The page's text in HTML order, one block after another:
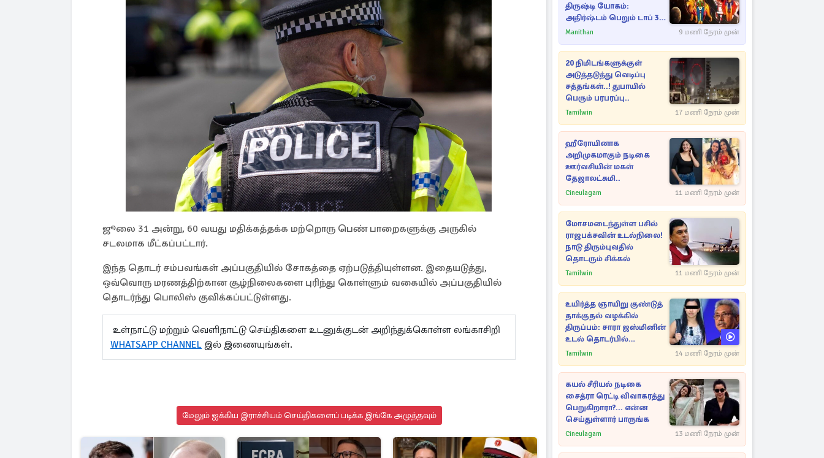
ஜூலை 31 அன்று, 60 வயது மதிக்கத்தக்க மற்றொரு பெண் பாறைகளுக்கு அருகில்
சடலமாக மீட்கப்பட்டார்.
இந்த தொடர் சம்பவங்கள் அப்பகுதியில் சோகத்தை ஏற்படுத்தியுள்ளன. இதையடுத்து,
ஒவ்வொரு மரணத்திற்கான சூழ்நிலைகளை புரிந்து கொள்ளும் வகையில் அப்பகுதியில்
தொடர்ந்து பொலிஸ் குவிக்கப்பட்டுள்ளது.
உள்நாட்டு மற்றும் வெளிநாட்டு செய்திகளை உடனுக்குடன் அறிந்துக்கொள்ள லங்காசிறி
WHATSAPP CHANNEL இல் இணையுங்கள்.
மேலும் ஐக்கிய இராச்சியம் செய்திகளைப் படிக்க இங்கே அழுத்தவும்
திருஷ்டி யோகம்:
அதிர்ஷ்டம் பெறும் டாப் 3
ராசிகள்!
Manithan 9 மணி நேரம் முன்
20 நிமிடங்களுக்குள்
அடுத்தடுத்து வெடிப்பு
சத்தங்கள்..! துபாயில்
பெரும் பரபரப்பு..
Tamilwin 17 மணி நேரம் முன்
ஹீரோயினாக
அறிமுகமாகும் நடிகை
ஊர்வசியின் மகள்
தேஜாலட்சுமி..
Cineulagam 11 மணி நேரம் முன்
மோசமடைந்துள்ள பசில்
ராஜபக்சவின் உடல்நிலை!
நாடு திரும்புவதில்
தொடரும் சிக்கல்
Tamilwin 11 மணி நேரம் முன்
உயிர்த்த ஞாயிறு குண்டுத்
தாக்குதல் வழக்கில்
திருப்பம்: சாரா ஜஸ்மினின்
உடல் தொடர்பில்
நீதிமன்றத்தில் வெளியான
Tamilwin 14 மணி நேரம் முன்
கயல் சீரியல் நடிகை
சைத்ரா ரெட்டி விவாகரத்து
பெறுகிறாரா?... என்ன
செய்துள்ளார் பாருங்க
Cineulagam 13 மணி நேரம் முன்